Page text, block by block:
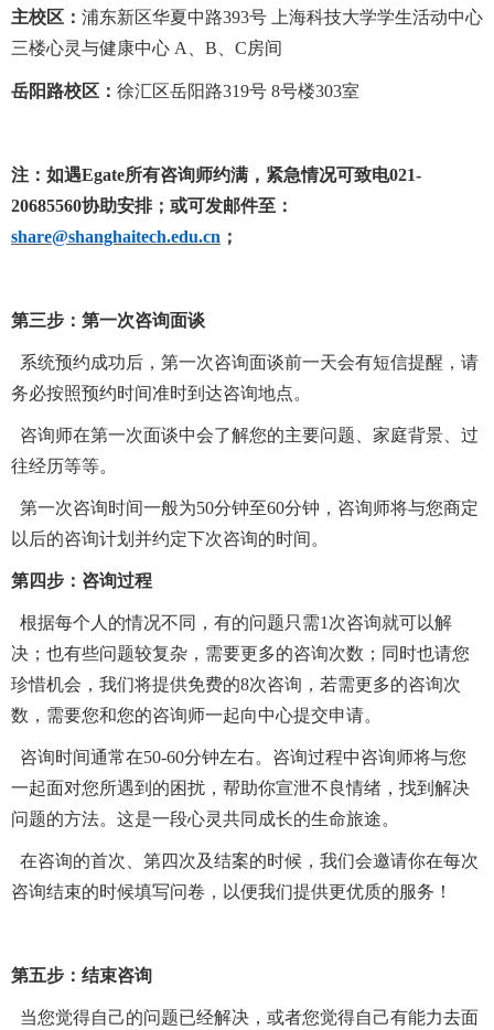
主校区 ： 浦东新区华夏中路393号 上海科技大学学生活动中心
三楼心灵与健康中心 A B C房间
岳阳路校区 ： 徐汇区岳阳路319号 8号楼303室
注：如遇Egate所有咨询师约满，紧急情况可致电021-
20685560协助安排； 或可发邮件至 ：
share@shanghaitech.edu.cn ；
第三步：第一次咨询面谈
系统预约成功后，第一次咨询面谈前一天会有短信提醒，请
务必按照预约时间准时到达咨询地点。
咨询师在第一次面谈中会了解您的主要问题、家庭背景、过
往经历等等。
第一次咨询时间一般为50分钟至60分钟，咨询师将与您商定
以后的咨询计划并约定下次咨询的时间。
第四步：咨询过程
根据每个人的情况不同，有的问题只需1 次咨询就可以解
决；也有些问题较复杂，需要更多的咨询次数； 同时也请您
珍惜机会，我们将提供免费的8次咨询， 若需更多的咨询次
数 ，需要您和您的咨询师一起向中心提交申请。
咨询时间通常在50-60分钟左右。咨询过程中咨询师将与您
一起面对您所遇到的困扰，帮助你宣泄不良情绪，找到解决
问题的方法。这是一段心灵共同成长的生命旅途。
在咨询的首次 、第四次及结案的时候，我们会邀请你在每次
咨询结束的时候填写问卷 ， 以便我们提供更优质的服务 ！
第五步：结束咨询
当您觉得自己的问题已经解决，或者您觉得自己有能力去面